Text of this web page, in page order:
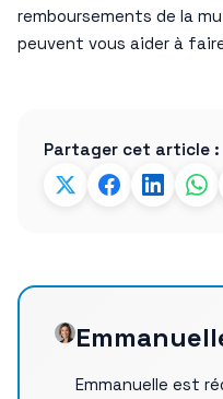
remboursements de la
peuvent vous aider à
Partager cet article :
Emmanuelle est